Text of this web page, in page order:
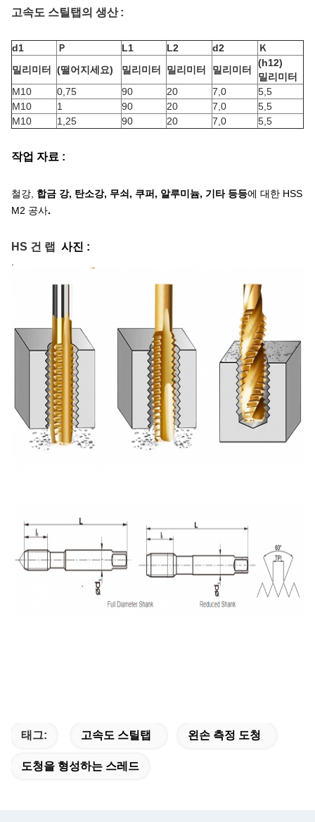
고속도 스틸탭 의 생산 :
d1 Ｐ L1 L2 d2
Ｋ
밀리미터
(떨어지세요) 밀리미터 밀리미터 밀리미터
(h12)
밀리미터
M10
0,75 90 20 7,0
5,5
M10
1 90 20 7,0
5,5
M10
1,25 90 20 7,0 5,5
작업 자료 :
철강 합금 강, 탄소강, 무쇠, 쿠퍼, 알루미늄, 기타 등등에 대한 HSS
M2 공사.
HS 건 랩 사진 :
태그: 고속도 스틸탭 왼손 측정 도청
도청을 형성하는 스레드